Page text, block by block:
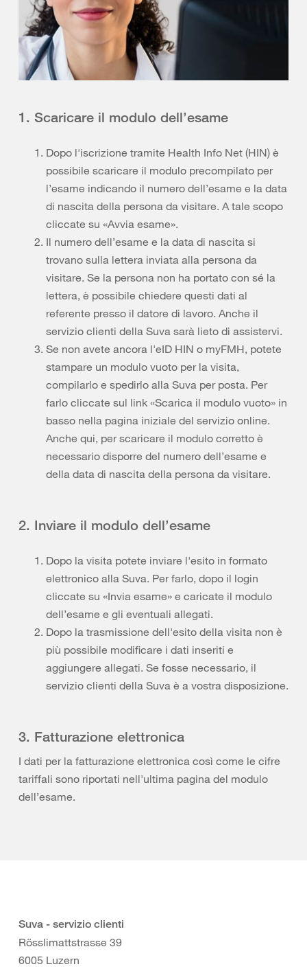
1. Scaricare il modulo dell’esame
Dopo l'iscrizione tramite Health Info Net (HIN) è
possibile scaricare il modulo precompilato per
l’esame indicando il numero dell’esame e la data
di nascita della persona da visitare. A tale scopo
cliccate su «Avvia esame».
Il numero dell’esame e la data di nascita si
trovano sulla lettera inviata alla persona da
visitare. Se la persona non ha portato con sé la
lettera, è possibile chiedere questi dati al
referente presso il datore di lavoro. Anche il
servizio clienti della Suva sarà lieto di assistervi.
Se non avete ancora l'eID HIN o myFMH, potete
stampare un modulo vuoto per la visita,
compilarlo e spedirlo alla Suva per posta. Per
farlo cliccate sul link «Scarica il modulo vuoto» in
basso nella pagina iniziale del servizio online.
Anche qui, per scaricare il modulo corretto è
necessario disporre del numero dell’esame e
della data di nascita della persona da visitare.
2. Inviare il modulo dell’esame
Dopo la visita potete inviare l'esito in formato
elettronico alla Suva. Per farlo, dopo il login
cliccate su «Invia esame» e caricate il modulo
dell’esame e gli eventuali allegati.
Dopo la trasmissione dell'esito della visita non è
più possibile modificare i dati inseriti e
aggiungere allegati. Se fosse necessario, il
servizio clienti della Suva è a vostra disposizione.
3. Fatturazione elettronica
I dati per la fatturazione elettronica così come le cifre
tariffali sono riportati nell'ultima pagina del modulo
dell’esame.
Suva - servizio clienti
Rösslimattstrasse 39
6005 Luzern